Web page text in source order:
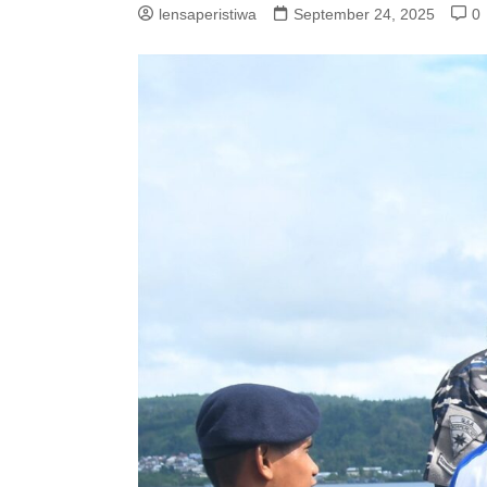
lensaperistiwa September 24, 2025 0